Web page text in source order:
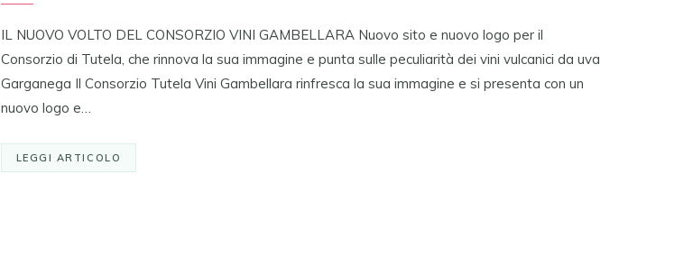
IL NUOVO VOLTO DEL CONSORZIO VINI GAMBELLARA Nuovo sito e nuovo logo per il
Consorzio di Tutela, che rinnova la sua immagine e punta sulle peculiarità dei vini vulcanici da uva
Garganega Il Consorzio Tutela Vini Gambellara rinfresca la sua immagine e si presenta con un
nuovo logo e…
LEGGI ARTICOLO